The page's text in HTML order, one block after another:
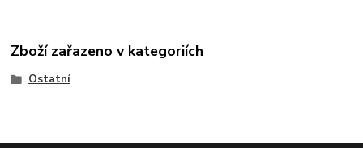
Zboží zařazeno v kategoriích
Ostatní